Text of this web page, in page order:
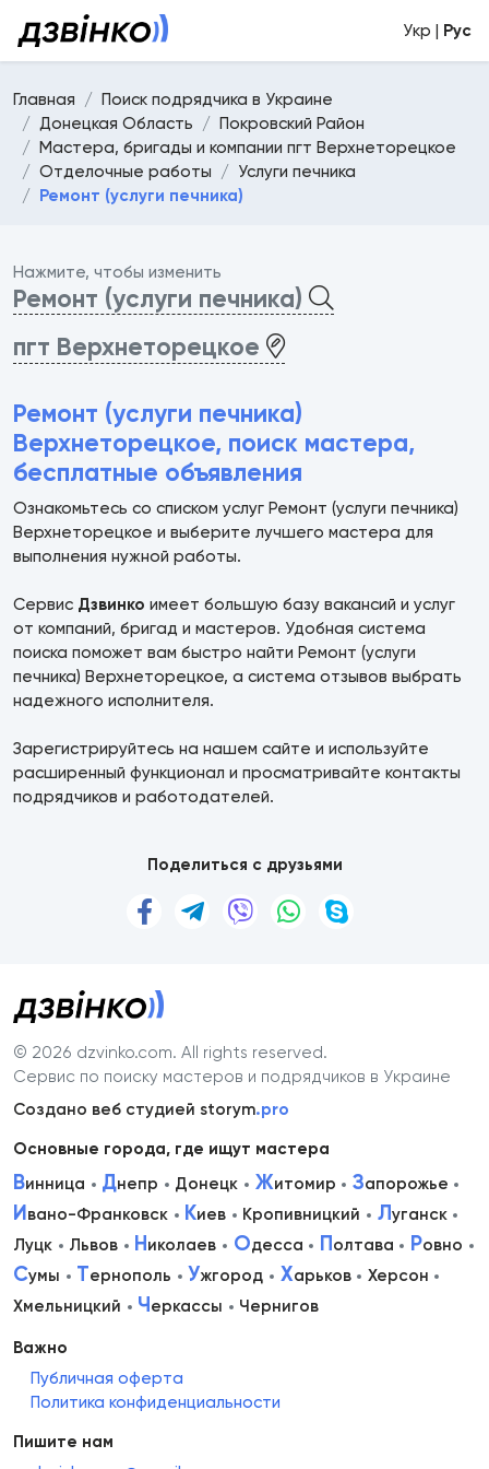
Укр | Рус
Главная
Поиск подрядчика в Украине
Донецкая Область
Покровский Район
Мастера, бригады и компании пгт Верхнеторецкое
Отделочные работы
Услуги печника
Ремонт (услуги печника)
Нажмите, чтобы изменить
Ремонт (услуги печника)
пгт Верхнеторецкое
Ремонт (услуги печника)
Верхнеторецкое, поиск мастера,
бесплатные объявления
Ознакомьтесь со списком услуг Ремонт (услуги печника)
Верхнеторецкое и выберите лучшего мастера для
выполнения нужной работы.
Сервис Дзвинко имеет большую базу вакансий и услуг
от компаний, бригад и мастеров. Удобная система
поиска поможет вам быстро найти Ремонт (услуги
печника) Верхнеторецкое, а система отзывов выбрать
надежного исполнителя.
Зарегистрируйтесь на нашем сайте и используйте
расширенный функционал и просматривайте контакты
подрядчиков и работодателей.
Поделиться с друзьями
© 2026 dzvinko.com. All rights reserved.
Сервис по поиску мастеров и подрядчиков в Украине
Создано веб студией storym.pro
Основные города, где ищут мастера
Винница Днепр Донецк Житомир Запорожье
Ивано-Франковск Киев Кропивницкий Луганск
Луцк
Львов Николаев Одесса Полтава Ровно
Сумы Тернополь Ужгород Харьков
Херсон
Хмельницкий
Черкассы Чернигов
Важно
Публичная оферта
Политика конфиденциальности
Пишите нам